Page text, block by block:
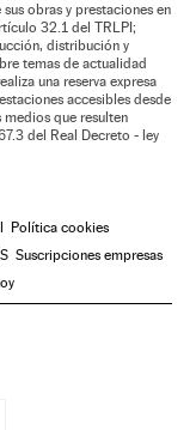
obras y prestaciones en
32.1 del TRLPI;
distribución y
temas de actualidad
una reserva expresa
accesibles desde
que resulten
del Real Decreto - ley
Política cookies
Suscripciones empresas